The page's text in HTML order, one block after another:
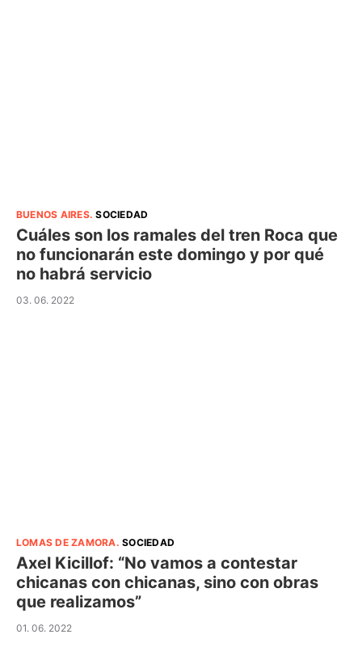
BUENOS AIRES.SOCIEDAD
Cuáles son los ramales del tren Roca que
no funcionarán este domingo y por qué
no habrá servicio
03. 06. 2022
LOMAS DE ZAMORA.SOCIEDAD
Axel Kicillof: “No vamos a contestar
chicanas con chicanas, sino con obras
que realizamos”
01. 06. 2022